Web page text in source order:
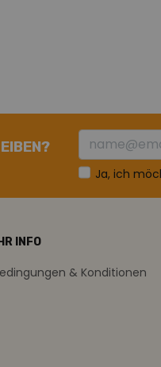
Ja, ich
INFO
& Konditionen